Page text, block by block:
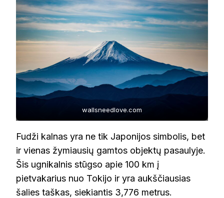
wallsneedlove.com
Fudži kalnas yra ne tik Japonijos simbolis, bet
ir vienas žymiausių gamtos objektų pasaulyje.
Šis ugnikalnis stūgso apie 100 km į
pietvakarius nuo Tokijo ir yra aukščiausias
šalies taškas, siekiantis 3,776 metrus.